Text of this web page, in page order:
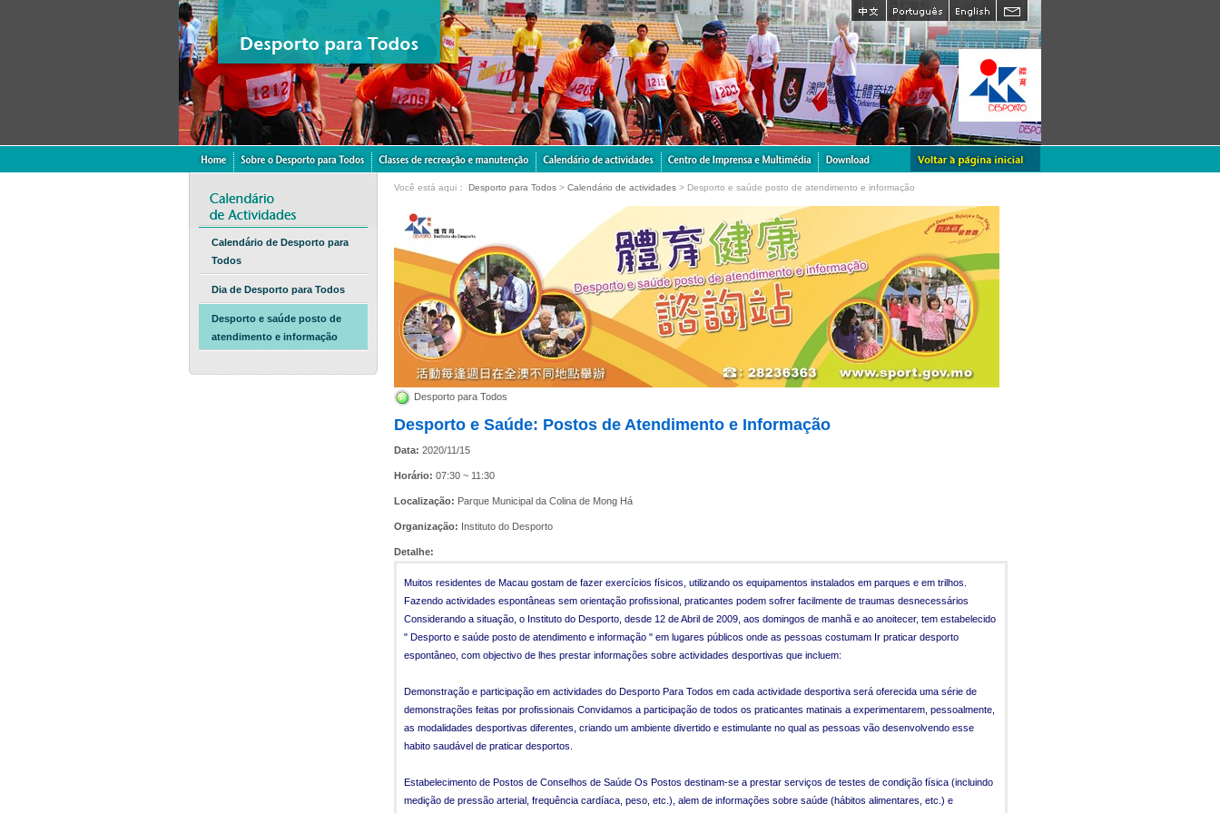
Calendário de Desporto para
Todos
Dia de Desporto para Todos
Desporto e saúde posto de
atendimento e informação
Você está aqui： Desporto para Todos > Calendário de actividades > Desporto e saúde posto de atendimento e informação
Desporto para Todos
Desporto e Saúde: Postos de Atendimento e Informação
Data: 2020/11/15
Horário: 07:30 ~ 11:30
Localização: Parque Municipal da Colina de Mong Há
Organização: Instituto do Desporto
Detalhe:
Muitos residentes de Macau gostam de fazer exercícios físicos, utilizando os equipamentos instalados em parques e em trilhos.
Fazendo actividades espontâneas sem orientação profissional, praticantes podem sofrer facilmente de traumas desnecessários
Considerando a situação, o Instituto do Desporto, desde 12 de Abril de 2009, aos domingos de manhã e ao anoitecer, tem estabelecido
" Desporto e saúde posto de atendimento e informação " em lugares públicos onde as pessoas costumam Ir praticar desporto
espontâneo, com objectivo de lhes prestar informações sobre actividades desportivas que incluem:
Demonstração e participação em actividades do Desporto Para Todos em cada actividade desportiva será oferecida uma série de
demonstrações feitas por profissionais Convidamos a participação de todos os praticantes matinais a experimentarem, pessoalmente,
as modalidades desportivas diferentes, criando um ambiente divertido e estimulante no qual as pessoas vão desenvolvendo esse
habito saudável de praticar desportos.
Estabelecimento de Postos de Conselhos de Saúde Os Postos destinam-se a prestar serviços de testes de condição física (incluindo
medição de pressão arterial, frequência cardíaca, peso, etc.), alem de informações sobre saúde (hábitos alimentares, etc.) e